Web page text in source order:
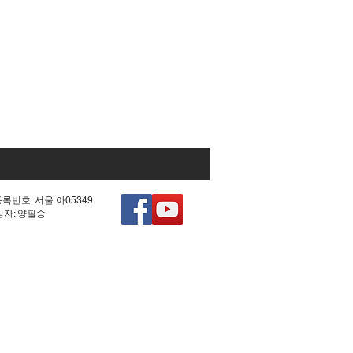
번호: 서울 아05349
: 양필승